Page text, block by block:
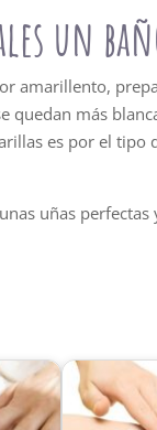
un
amarillento,
quedan más
es por el
uñas